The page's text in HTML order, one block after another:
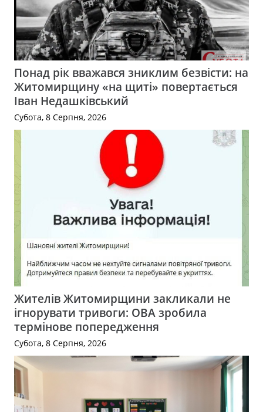
Понад рік вважався зниклим безвісти: на
Житомирщину «на щиті» повертається
Іван Недашківський
Субота, 8 Серпня, 2026
Жителів Житомирщини закликали не
ігнорувати тривоги: ОВА зробила
термінове попередження
Субота, 8 Серпня, 2026